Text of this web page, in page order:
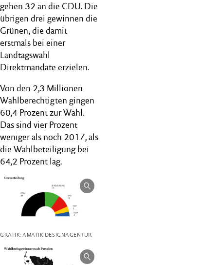
gehen 32 an die CDU. Die
übrigen drei gewinnen die
Grünen, die damit
erstmals bei einer
Landtagswahl
Direktmandate erzielen.
Von den 2,3 Millionen
Wahlberechtigten gingen
60,4 Prozent zur Wahl.
Das sind vier Prozent
weniger als noch 2017, als
die Wahlbeteiligung bei
64,2 Prozent lag.
GRAFIK: AMATIK DESIGNAGENTUR